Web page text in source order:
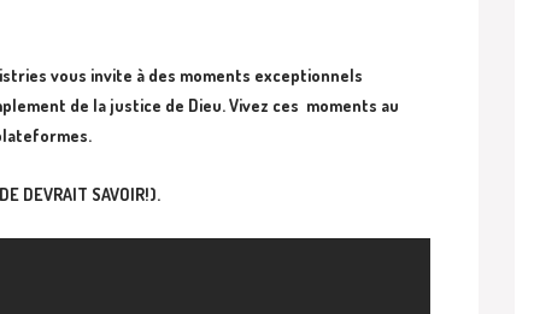
vous invite à des moments exceptionnels
de la justice de Dieu. Vivez ces moments au
DEVRAIT SAVOIR!).